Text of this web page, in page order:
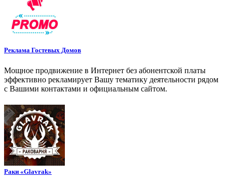
Реклама Гостевых Домов
Мощное продвижение в Интернет без абонентской платы
эффективно рекламирует Вашу тематику деятельности рядом
с Вашими контактами и официальным сайтом.
Раки «Glavrak»